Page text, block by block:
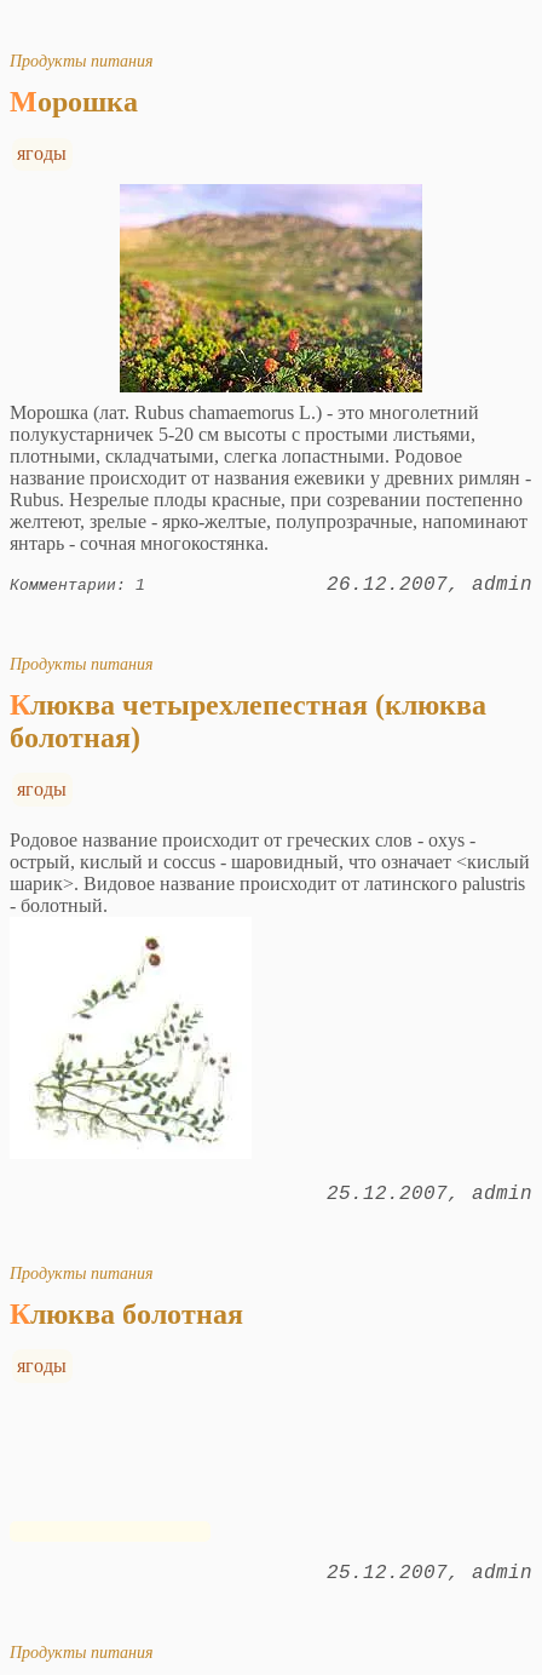
Продукты питания
Морошка
ягоды
Морошка (лат. Rubus chamaemorus L.) - это многолетний
полукустарничек 5-20 см высоты с простыми листьями,
плотными, складчатыми, слегка лопастными. Родовое
название происходит от названия ежевики у древних римлян -
Rubus. Незрелые плоды красные, при созревании постепенно
желтеют, зрелые - ярко-желтые, полупрозрачные, напоминают
янтарь - сочная многокостянка.
Комментарии: 1 26.12.2007 admin
Продукты питания
Клюква четырехлепестная (клюква
болотная)
ягоды
Родовое название происходит от греческих слов - oxys -
острый, кислый и coccus - шаровидный, что означает <кислый
шарик>. Видовое название происходит от латинского palustris
- болотный.
25.12.2007 admin
Продукты питания
Клюква болотная
ягоды
25.12.2007 admin
Продукты питания